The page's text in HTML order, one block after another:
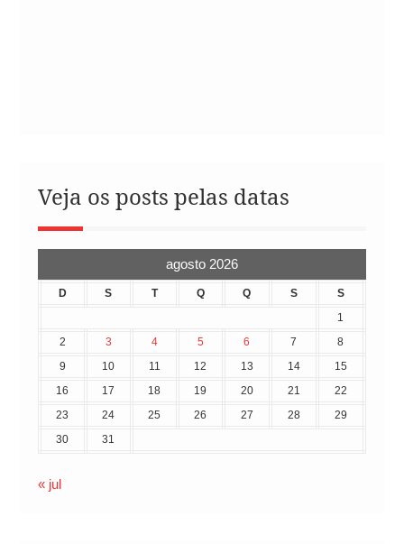
Veja os posts pelas datas
agosto 2026
D S T Q Q S
S
1
2
3 4 5 6 7
8
9
10 11 12 13 14
15
16
17 18 19 20 21
22
23
24 25 26 27 28
29
30
31
« jul